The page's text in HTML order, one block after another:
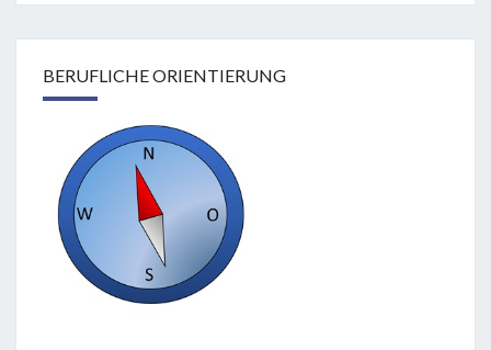
BERUFLICHE ORIENTIERUNG